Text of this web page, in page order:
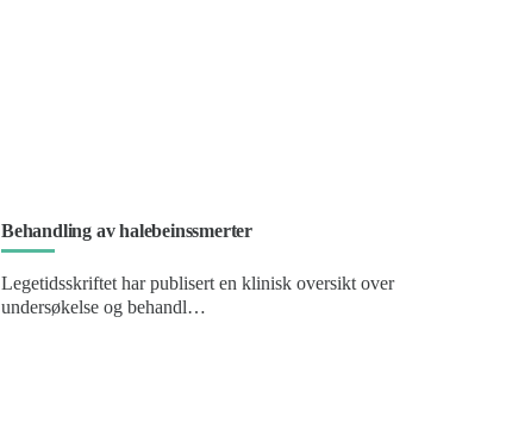
Behandling av halebeinssmerter
Legetidsskriftet har publisert en klinisk oversikt over
undersøkelse og behandl…